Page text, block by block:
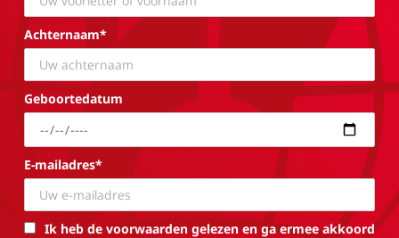
Achternaam*
Geboortedatum
E-mailadres*
Ik heb de voorwaarden gelezen en ga ermee akkoord